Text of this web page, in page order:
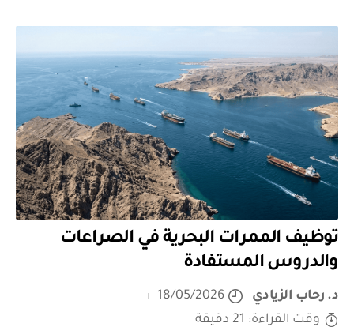
توظيف الممرات البحرية في الصراعات
والدروس المستفادة
د. رحاب الزيادي
18/05/2026
وقت القراءة: 21 دقيقة